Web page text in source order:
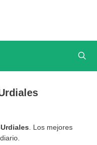
. Los mejores